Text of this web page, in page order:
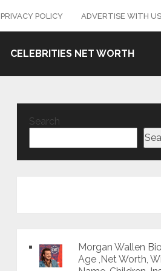
PRIVACY POLICY ADVERTISE WITH US
CELEBRITIES NET WORTH
Search
Morgan Wallen
Age ,Net Worth,